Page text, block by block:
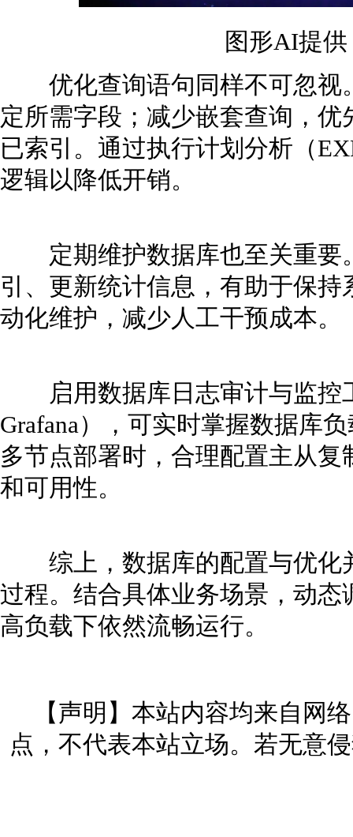
图形AI提
优化查询语句同样不可忽视
定所需字段；减少嵌套查询，
已索引。通过执行计划分析（
逻辑以降低开销。
定期维护数据库也至关重要
引、更新统计信息，有助于保
动化维护，减少人工干预成本。
启用数据库日志审计与监控工
Grafana），可实时掌握数据库
多节点部署时，合理配置主从
和可用性。
综上，数据库的配置与优化
过程。结合具体业务场景，动
高负载下依然流畅运行。
【声明】本站内容均来自网
点，不代表本站立场。若无意